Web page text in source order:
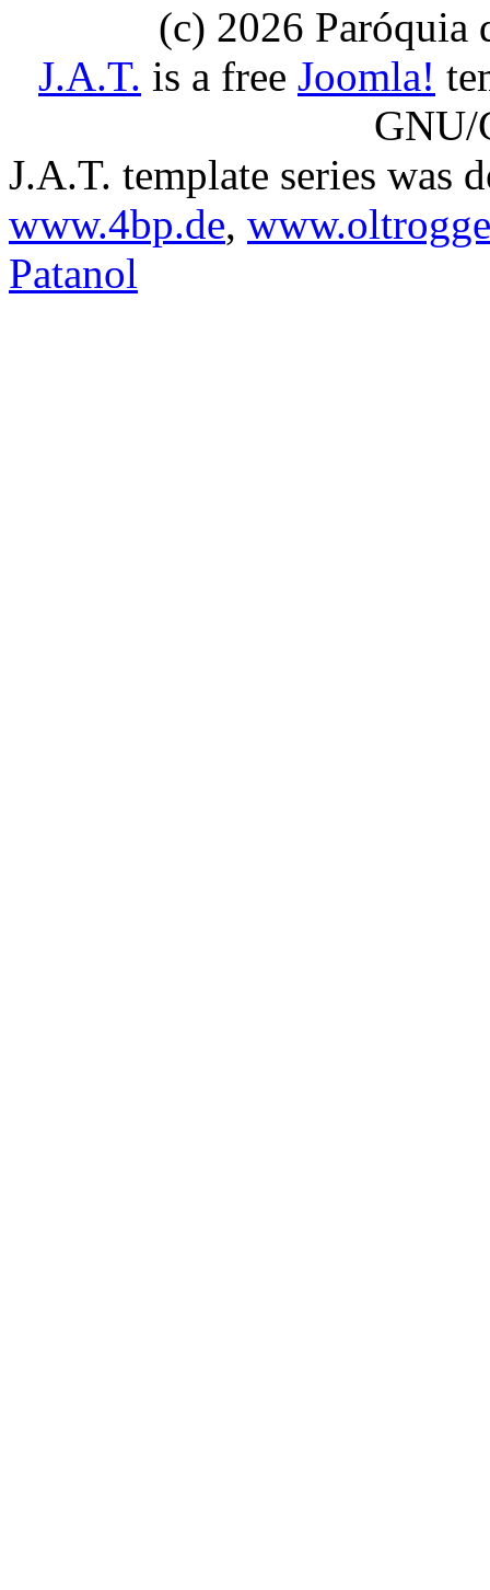
(c) 2026 Paróquia
J.A.T. is a free Joomla!
GNU/
J.A.T. template series was
www.4bp.de,
Patanol